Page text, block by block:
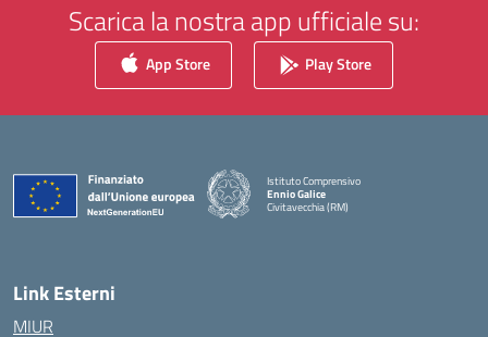
Scarica la nostra app ufficiale su:
App Store Play Store
Istituto Comprensivo
Ennio Galice
Civitavecchia (RM)
Link Esterni
MIUR